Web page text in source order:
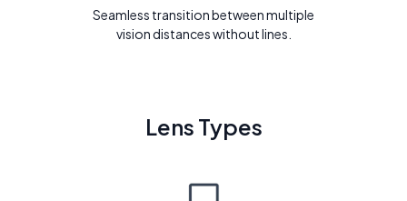
Seamless transition between multiple
vision distances without lines.
Lens Types